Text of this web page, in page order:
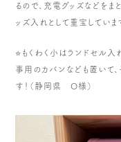
るので、充電グッズなどを
ッズ入れとして重宝してい
⭐️もくわく小はランドセル入
事用のカバンなども置いて
す！（静岡県 O様）